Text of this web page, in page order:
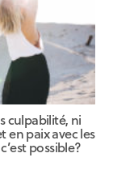
culpabilité, ni
en paix avec les
possible?